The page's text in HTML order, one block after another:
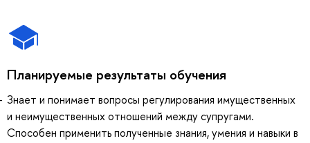
Планируемые результаты обучения
Знает и понимает вопросы регулирования имущественных
и неимущественных отношений между супругами.
Способен применить полученные знания, умения и навыки в